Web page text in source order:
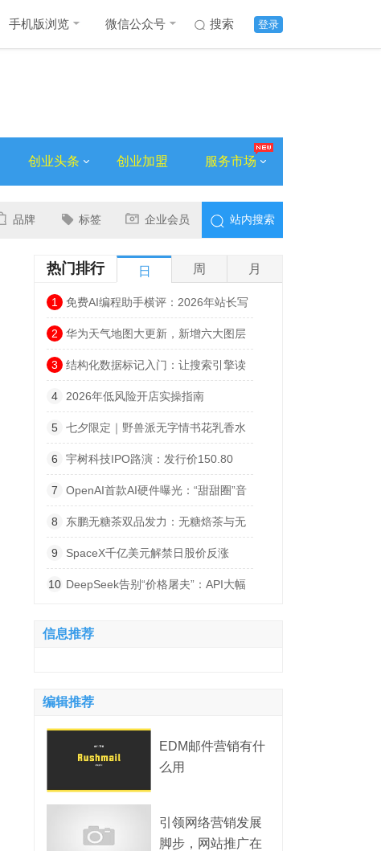
登录
搜索
手机版浏览 微信公众号
创业头条 创业加盟 服务市场
品牌 标签 企业会员 站内搜索
热门排行 日 周 月
1 免费AI编程助手横评：2026年站长写
代码，不花一分钱也能很高效
2 华为天气地图大更新，新增六大图层
让你出行无忧
3 结构化数据标记入门：让搜索引擎读
懂你的网站
4 2026年低风险开店实操指南
5 七夕限定｜野兽派无字情书花乳香水
及浪漫花礼
6 宇树科技IPO路演：发行价150.80
元，DeepSeek腾讯战略配售
7 OpenAI首款AI硬件曝光：“甜甜圈”音
箱，售价300-400美元
8 东鹏无糖茶双品发力：无糖焙茶与无
糖上茶能否动得了东方树叶的茶饮江山
9 SpaceX千亿美元解禁日股价反涨
6%：暴跌之后，市场抄底了
10 DeepSeek告别“价格屠夫”：API大幅
信息推荐
编辑推荐
EDM邮件营销有什
么用
引领网络营销发展
脚步，网站推广在